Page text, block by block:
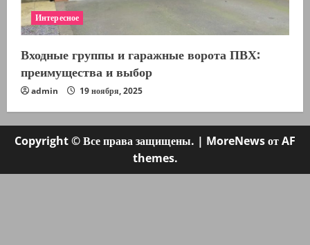
Интересное
Входные группы и гаражные ворота ПВХ:
преимущества и выбор
admin 19 ноября, 2025
Copyright © Все права защищены. | MoreNewsот AF
themes.